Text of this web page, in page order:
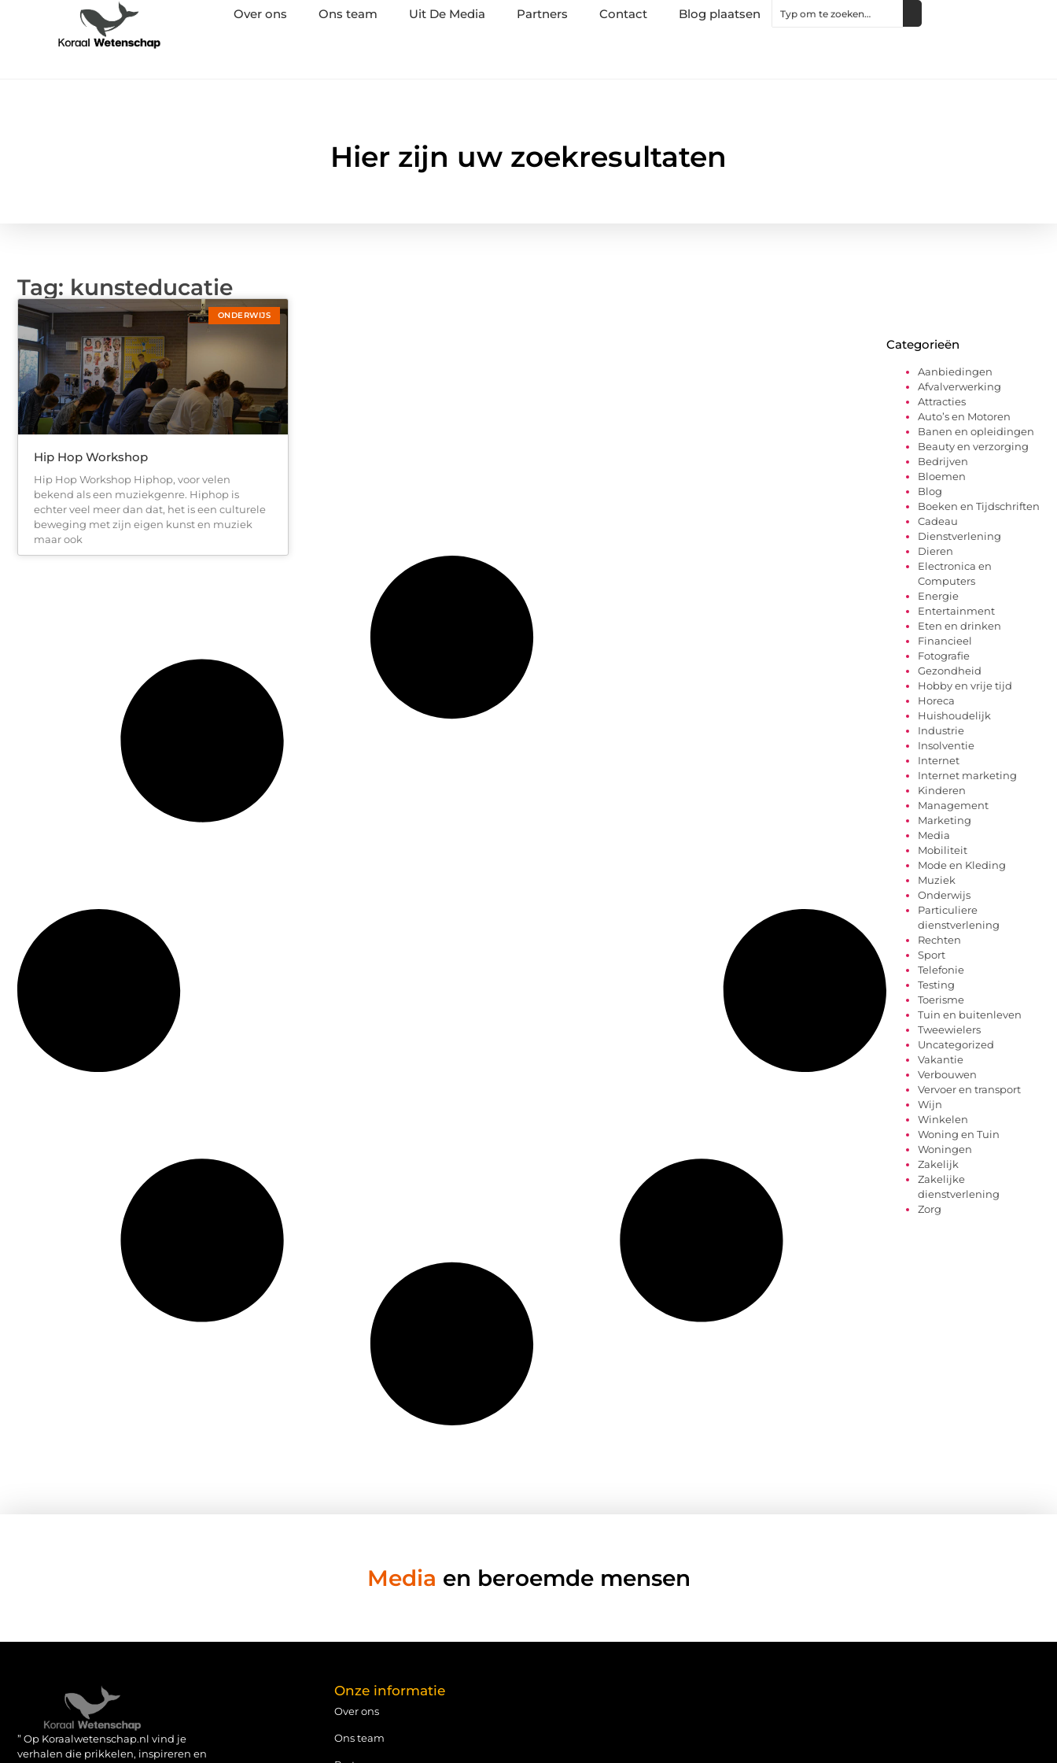
Over ons Ons team Uit De Media Partners Contact Blog plaatsen
Hier zijn uw zoekresultaten
Tag: kunsteducatie
ONDERWIJS
Hip Hop Workshop
Hip Hop Workshop Hiphop, voor velen
bekend als een muziekgenre. Hiphop is
echter veel meer dan dat, het is een culturele
beweging met zijn eigen kunst en muziek
maar ook
Categorieën
Aanbiedingen
Afvalverwerking
Attracties
Auto’s en Motoren
Banen en opleidingen
Beauty en verzorging
Bedrijven
Bloemen
Blog
Boeken en Tijdschriften
Cadeau
Dienstverlening
Dieren
Electronica en
Computers
Energie
Entertainment
Eten en drinken
Financieel
Fotografie
Gezondheid
Hobby en vrije tijd
Horeca
Huishoudelijk
Industrie
Insolventie
Internet
Internet marketing
Kinderen
Management
Marketing
Media
Mobiliteit
Mode en Kleding
Muziek
Onderwijs
Particuliere
dienstverlening
Rechten
Sport
Telefonie
Testing
Toerisme
Tuin en buitenleven
Tweewielers
Uncategorized
Vakantie
Verbouwen
Vervoer en transport
Wijn
Winkelen
Woning en Tuin
Woningen
Zakelijk
Zakelijke
dienstverlening
Zorg
Media en beroemde mensen
” Op Koraalwetenschap.nl vind je
verhalen die prikkelen, inspireren en
Onze informatie
Over ons
Ons team